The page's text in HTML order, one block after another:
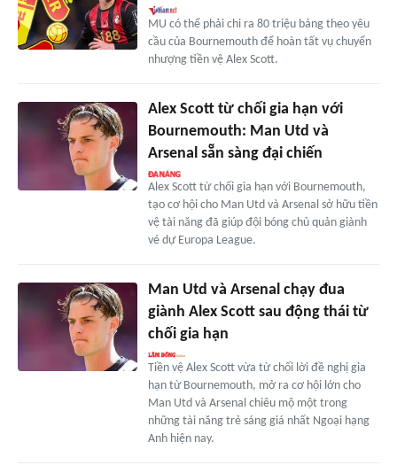
MU có thể phải chi ra 80 triệu bảng theo yêu
cầu của Bournemouth để hoàn tất vụ chuyển
nhượng tiền vệ Alex Scott.
Alex Scott từ chối gia hạn với
Bournemouth: Man Utd và
Arsenal sẵn sàng đại chiến
Alex Scott từ chối gia hạn với Bournemouth,
tạo cơ hội cho Man Utd và Arsenal sở hữu tiền
vệ tài năng đã giúp đội bóng chủ quản giành
vé dự Europa League.
Man Utd và Arsenal chạy đua
giành Alex Scott sau động thái từ
chối gia hạn
Tiền vệ Alex Scott vừa từ chối lời đề nghị gia
hạn từ Bournemouth, mở ra cơ hội lớn cho
Man Utd và Arsenal chiêu mộ một trong
những tài năng trẻ sáng giá nhất Ngoại hạng
Anh hiện nay.